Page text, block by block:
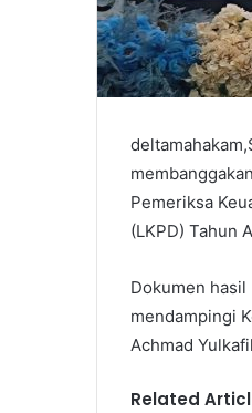
Pemeriksa
(LKPD) Tahun
Dokumen
mendampingi
Achmad
Related